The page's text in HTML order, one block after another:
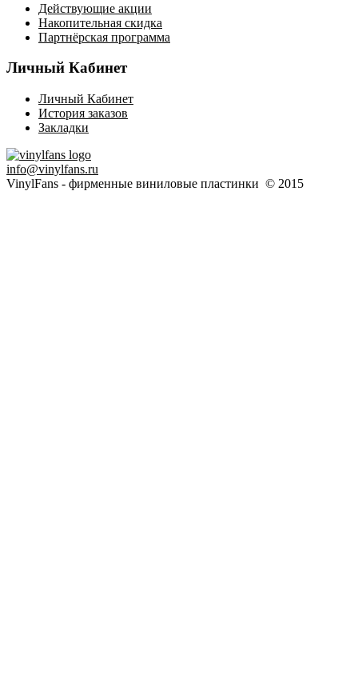
Действующие акции
Накопительная скидка
Партнёрская программа
Личный Кабинет
Личный Кабинет
История заказов
Закладки
info@vinylfans.ru
VinylFans - фирменные виниловые пластинки © 2015